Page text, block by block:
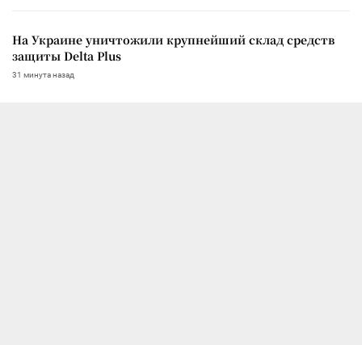
На Украине уничтожили крупнейший склад средств
защиты Delta Plus
31 минута назад